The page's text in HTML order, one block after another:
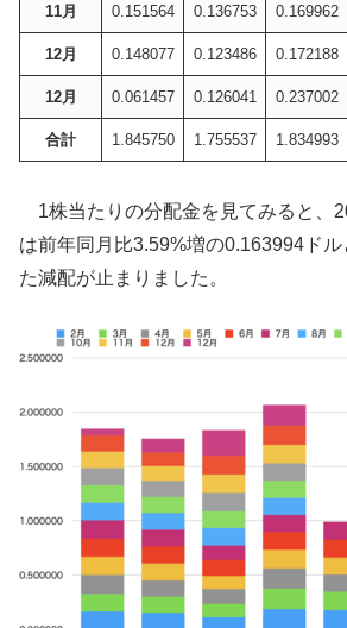
11月 0.151564 0.136753 0.169962
12月 0.148077 0.123486 0.172188
12月 0.061457 0.126041 0.237002
合計 1.845750 1.755537 1.834993
1株当たりの分配金を見てみると、
は前年同月比3.59%増の0.163994ド
た減配が止まりました。